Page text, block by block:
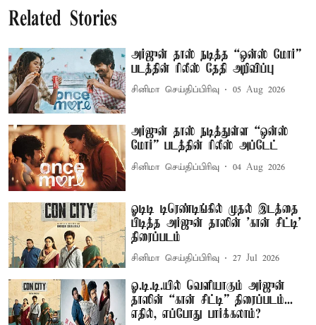
Related Stories
அர்ஜுன் தாஸ் நடித்த “ஒன்ஸ் மோர்”
படத்தின் ரிலீஸ் தேதி அறிவிப்பு
சினிமா செய்திப்பிரிவு 05 Aug 2026
அர்ஜுன் தாஸ் நடித்துள்ள “ஒன்ஸ்
மோர்” படத்தின் ரிலீஸ் அப்டேட்
சினிமா செய்திப்பிரிவு 04 Aug 2026
ஓடிடி டிரெண்டிங்கில் முதல் இடத்தை
பிடித்த அர்ஜுன் தாஸின் 'கான் சிட்டி'
திரைப்படம்
சினிமா செய்திப்பிரிவு 27 Jul 2026
ஓ.டி.டி.யில் வெளியாகும் அர்ஜுன்
தாஸின் “கான் சிட்டி” திரைப்படம்...
எதில், எப்போது பார்க்கலாம்?